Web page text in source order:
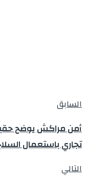
السابق
أمن مراكش يوضح
تجاري باستعمال
التالي